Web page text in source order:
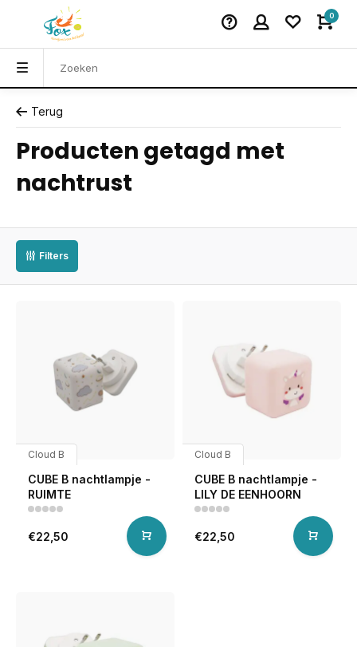
0
Terug
Producten getagd met
nachtrust
Filters
Cloud B
CUBE B nachtlampje -
RUIMTE
€22,50
Cloud B
CUBE B nachtlampje -
LILY DE EENHOORN
€22,50